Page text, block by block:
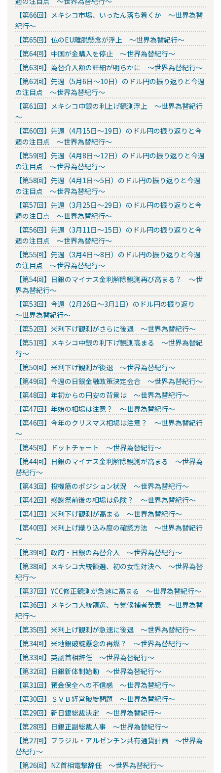
【第66回】メキシコ市場、いったん落ち着くか ～世界為替
紀行～
【第65回】仏のEU離脱懸念が浮上 ～世界為替紀行～
【第64回】中国が金購入を停止 ～世界為替紀行～
【第63回】為替介入額の詳細が明らかに ～世界為替紀行～
【第62回】先週（5月6日～10日）のドル円の振り返りと今週
の注目点 ～世界為替紀行～
【第61回】メキシコ中銀の利上げ観測浮上 ～世界為替紀行
～
【第60回】先週（4月15日～19日）のドル円の振り返りと今
週の注目点 ～世界為替紀行～
【第59回】先週（4月8日～12日）のドル円の振り返りと今週
の注目点 ～世界為替紀行～
【第58回】先週（4月1日～5日）のドル円の振り返りと今週
の注目点 ～世界為替紀行～
【第57回】先週（3月25日～29日）のドル円の振り返りと今
週の注目点 ～世界為替紀行～
【第56回】先週（3月11日～15日）のドル円の振り返りと今
週の注目点 ～世界為替紀行～
【第55回】先週（3月4日～8日）のドル円の振り返りと今週
の注目点 ～世界為替紀行～
【第54回】日銀のマイナス金利解除観測再び高まる？ ～世
界為替紀行～
【第53回】今週（2月26日～3月1日）のドル円の振り返り
～世界為替紀行～
【第52回】米利下げ観測がさらに後退 ～世界為替紀行～
【第51回】メキシコ中銀の利下げ観測高まる ～世界為替紀
行～
【第50回】米利下げ観測が後退 ～世界為替紀行～
【第49回】今週の日銀金融政策決定会合 ～世界為替紀行～
【第48回】年初からの円安の背景は ～世界為替紀行～
【第47回】年始の相場は注意？ ～世界為替紀行～
【第46回】今年のクリスマス相場は注意？ ～世界為替紀行
～
【第45回】ドットチャート ～世界為替紀行～
【第44回】日銀のマイナス金利解除観測が高まる ～世界為
替紀行～
【第43回】投機筋のポジション状況 ～世界為替紀行～
【第42回】感謝祭前後の相場は危険？ ～世界為替紀行～
【第41回】米利下げ観測が高まる ～世界為替紀行～
【第40回】米利上げ織り込み度の確認方法 ～世界為替紀行
～
【第39回】政府・日銀の為替介入 ～世界為替紀行～
【第38回】メキシコ大統領選、初の女性対決へ ～世界為替
紀行～
【第37回】YCC修正観測が急速に高まる ～世界為替紀行～
【第36回】メキシコ大統領選、与党候補者発表 ～世界為替
紀行～
【第35回】米利上げ観測が急速に後退 ～世界為替紀行～
【第34回】米地銀破綻懸念の再燃？ ～世界為替紀行～
【第33回】英副首相辞任 ～世界為替紀行～
【第32回】日銀新体制始動 ～世界為替紀行～
【第31回】預金保全への不信感 ～世界為替紀行～
【第30回】ＳＶＢ経営破綻問題 ～世界為替紀行～
【第29回】新日銀総裁決定 ～世界為替紀行～
【第28回】日銀正副総裁人事 ～世界為替紀行～
【第27回】ブラジル・アルゼンチン共有通貨計画 ～世界為
替紀行～
【第26回】NZ首相電撃辞任 ～世界為替紀行～